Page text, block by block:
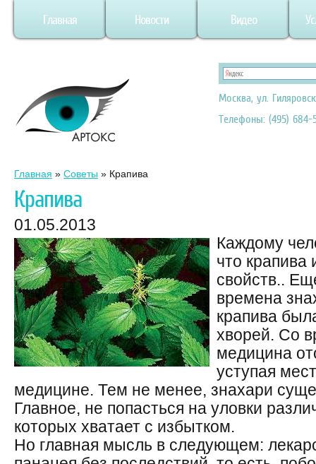
Главная Новости Видео
Москва, ул.
Телефоны: (495) 684-
Главная » Советы » Крапива
Крапива
01.05.2013
Каждому
что
свойств..
времена
крапива
хворей. Со
медицина
уступая
медицине. Тем не менее, знахари
Главное, не попасться на уловки
которых хватает с избытком.
Но главная мысль в следующем: